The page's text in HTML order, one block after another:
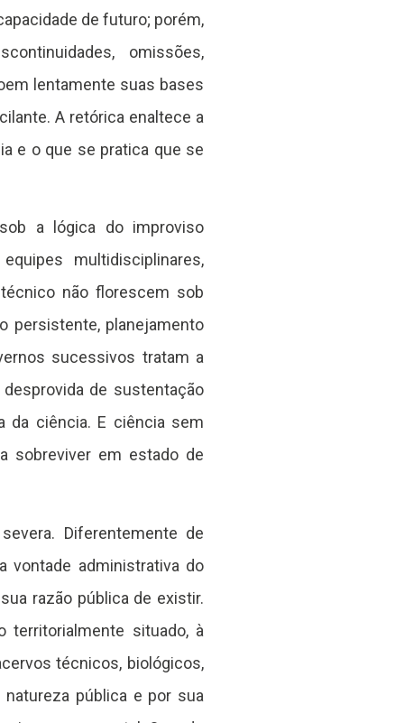
de futuro; porém,
omissões,
lentamente suas bases
A retórica enaltece a
e o que se pratica que se
a lógica do improviso
multidisciplinares,
não florescem sob
persistente, planejamento
sucessivos tratam a
de sustentação
da ciência. E ciência sem
sobreviver em estado de
Diferentemente de
vontade administrativa do
razão pública de existir.
territorialmente situado, à
técnicos, biológicos,
pública e por sua